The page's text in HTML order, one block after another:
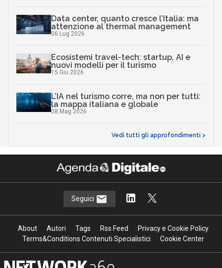
Data center, quanto cresce l’Italia: ma
attenzione al thermal management
06 Lug 2026
Ecosistemi travel-tech: startup, AI e
nuovi modelli per il turismo
15 Giu 2026
L’IA nel turismo corre, ma non per tutti:
la mappa italiana e globale
08 Mag 2026
Vedi tutti gli approfondimenti >
Seguici
About Autori Tags Rss Feed
Privacy e Cookie Policy
Terms&Conditions Contenuti Specialistici
Cookie Center